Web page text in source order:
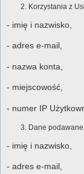
Korzystania z
- imię i nazwisko,
- adres e-mail,
- nazwa konta,
- miejscowość,
- numer IP
Dane
- imię i nazwisko,
- adres e-mail,